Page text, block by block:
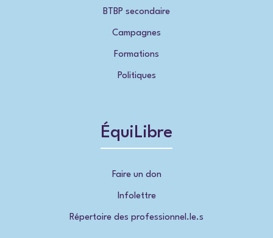
BTBP secondaire
Campagnes
Formations
Politiques
ÉquiLibre
Faire un don
Infolettre
Répertoire des professionnel.le.s